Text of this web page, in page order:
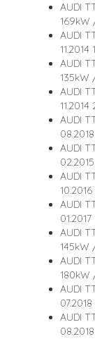
AUDI
169kW
AUDI
AUDI
135kW
AUDI
AUDI
AUDI
AUDI
AUDI
AUDI
145kW
AUDI
180kW
AUDI
AUDI